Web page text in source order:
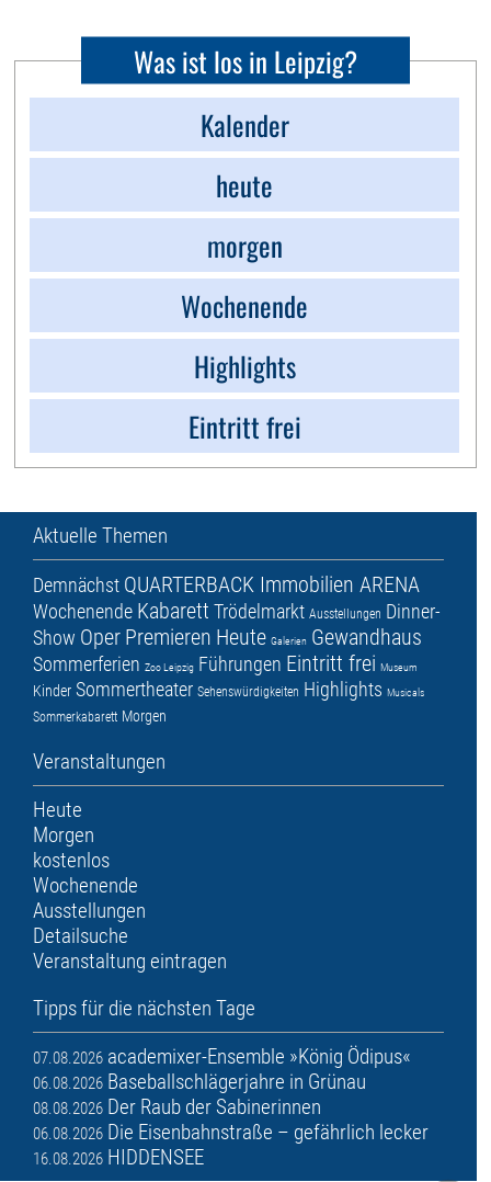
Was ist los in Leipzig?
Kalender
heute
morgen
Wochenende
Highlights
Eintritt frei
Aktuelle Themen
Demnächst QUARTERBACK Immobilien ARENA
Wochenende Kabarett Trödelmarkt Ausstellungen Dinner-
Show Oper Premieren Heute Galerien Gewandhaus
Sommerferien Zoo Leipzig Führungen Eintritt frei Museum
Kinder Sommertheater Sehenswürdigkeiten Highlights Musicals
Sommerkabarett Morgen
Veranstaltungen
Heute
Morgen
kostenlos
Wochenende
Ausstellungen
Detailsuche
Veranstaltung eintragen
Tipps für die nächsten Tage
07.08.2026 academixer-Ensemble »König Ödipus«
06.08.2026 Baseballschlägerjahre in Grünau
08.08.2026 Der Raub der Sabinerinnen
06.08.2026 Die Eisenbahnstraße – gefährlich lecker
16.08.2026 HIDDENSEE